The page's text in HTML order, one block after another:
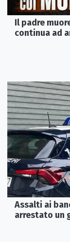
Il padre
continua ad
Assalti ai
arrestato un